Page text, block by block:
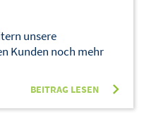
unsere
Kunden noch mehr
BEITRAG LESEN